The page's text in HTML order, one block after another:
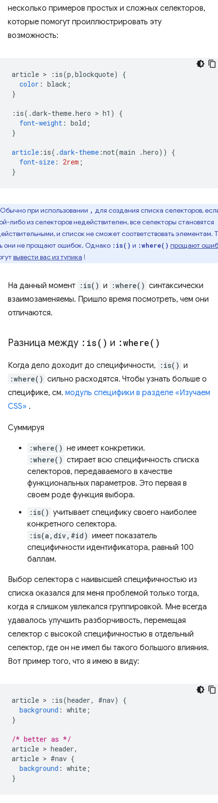
несколько примеров простых и сложных селекторов,
которые помогут проиллюстрировать эту
возможность:
article > : is(p, blockquote)
{
color : black ;
}
: is(.dark-theme.hero > h1 )
{
font-weight : bold ;
}
article : is(.dark-theme :not(main .hero))
{
font-size : 2rem ;
}
Обычно при использовании , для создания списка селекторов,
либо из селекторов недействителен, все селекторы становятся
и список не сможет соответствовать элементам.
они не прощают ошибок. Однако :is() и :where() прощают
вывести вас из тупика !
На данный момент :is() и :where() синтаксически
взаимозаменяемы. Пришло время посмотреть, чем они
отличаются.
Разница между : is( ) и :where( )
Когда дело доходит до специфичности, :is() и
:where() сильно расходятся. Чтобы узнать больше о
специфике, см. модуль специфики в разделе «Изучаем
CSS» .
Суммируя
:where() не имеет конкретики.
:where() стирает всю специфичность списка
селекторов, передаваемого в качестве
функциональных параметров. Это первая в
своем роде функция выбора.
:is() учитывает специфику своего наиболее
конкретного селектора.
:is(a,div,#id) имеет показатель
специфичности идентификатора, равный 100
баллам.
Выбор селектора с наивысшей специфичностью из
списка оказался для меня проблемой только тогда,
когда я слишком увлекался группировкой. Мне всегда
удавалось улучшить разборчивость, перемещая
селектор с высокой специфичностью в отдельный
селектор, где он не имел бы такого большого влияния.
Вот пример того, что я имею в виду:
article > : is(header, #nav)
{
background : white ;
}
/* better as */
article > header,
article > #nav {
background : white ;
}